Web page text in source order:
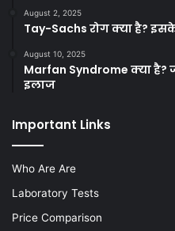
August 2, 2025
Tay-Sachs रोग क्या है?
August 10, 2025
Marfan Syndrome क्या
इलाज
Important Links
Who Are Are
Laboratory Tests
Price Comparison